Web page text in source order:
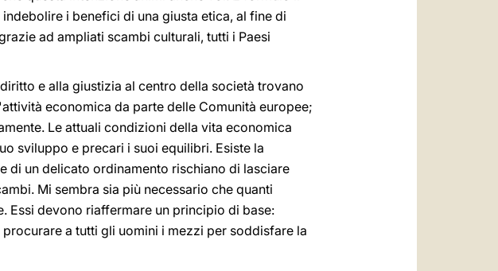
i benefici di una giusta etica, al fine di
ad ampliati scambi culturali, tutti i Paesi
e alla giustizia al centro della società trovano
economica da parte delle Comunità europee;
Le attuali condizioni della vita economica
sviluppo e precari i suoi equilibri. Esiste la
di un delicato ordinamento rischiano di lasciare
Mi sembra sia più necessario che quanti
Essi devono riaffermare un principio di base:
a tutti gli uomini i mezzi per soddisfare la